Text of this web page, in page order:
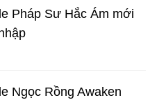
Pháp Sư Hắc Ám mới
Ngọc Rồng Awaken